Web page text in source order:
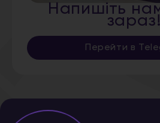
Напишіть
зараз!
Перейти в